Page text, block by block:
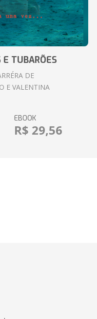
TUBARÕES
DE
E VALENTINA
EBOOK
R$ 29,56